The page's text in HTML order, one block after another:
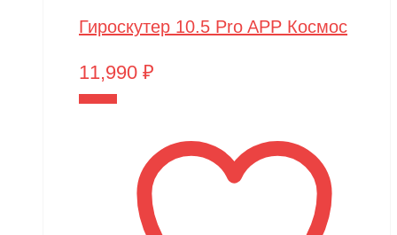
Гироскутер 10.5 Pro APP Космос
11,990 ₽